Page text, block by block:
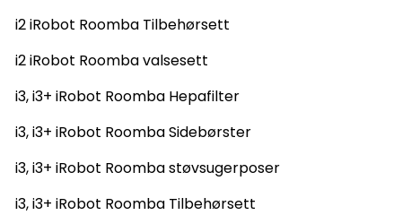
i2 iRobot Roomba Tilbehørsett
i2 iRobot Roomba valsesett
i3, i3+ iRobot Roomba Hepafilter
i3, i3+ iRobot Roomba Sidebørster
i3, i3+ iRobot Roomba støvsugerposer
i3, i3+ iRobot Roomba Tilbehørsett